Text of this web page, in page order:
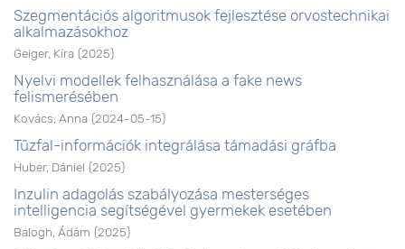
Szegmentációs algoritmusok fejlesztése orvostechnikai
alkalmazásokhoz
Geiger, Kíra (2025)
Nyelvi modellek felhasználása a fake news
felismerésében
Kovács, Anna (2024-05-15)
Tűzfal-információk integrálása támadási gráfba
Huber, Dániel (2025)
Inzulin adagolás szabályozása mesterséges
intelligencia segítségével gyermekek esetében
Balogh, Ádám (2025)